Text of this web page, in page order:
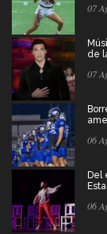
07
de
07
06
Del
06